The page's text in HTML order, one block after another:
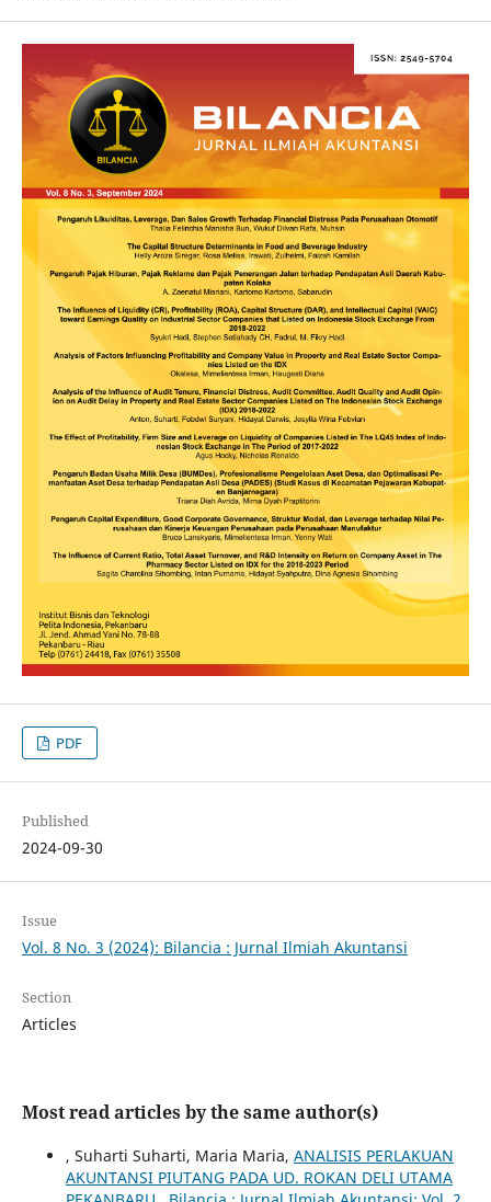
PDF
Published
2024-09-30
Issue
Vol. 8 No. 3 (2024): Bilancia : Jurnal Ilmiah Akuntansi
Section
Articles
Most read articles by the same author(s)
, Suharti Suharti, Maria Maria, ANALISIS PERLAKUAN
AKUNTANSI PIUTANG PADA UD. ROKAN DELI UTAMA